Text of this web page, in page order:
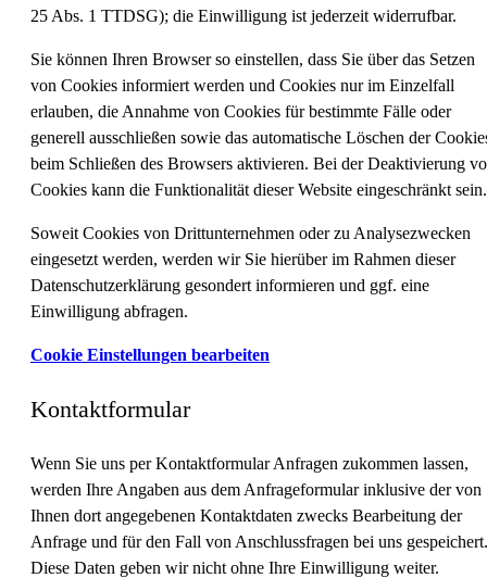
25 Abs. 1 TTDSG); die Einwilligung ist jederzeit widerrufbar.
Sie können Ihren Browser so einstellen, dass Sie über das Setzen
von Cookies informiert werden und Cookies nur im Einzelfall
erlauben, die Annahme von Cookies für bestimmte Fälle oder
generell ausschließen sowie das automatische Löschen der
beim Schließen des Browsers aktivieren. Bei der Deaktivierung
Cookies kann die Funktionalität dieser Website eingeschränkt sein.
Soweit Cookies von Drittunternehmen oder zu Analysezwecken
eingesetzt werden, werden wir Sie hierüber im Rahmen dieser
Datenschutzerklärung gesondert informieren und ggf. eine
Einwilligung abfragen.
Cookie Einstellungen bearbeiten
Kontaktformular
Wenn Sie uns per Kontaktformular Anfragen zukommen lassen,
werden Ihre Angaben aus dem Anfrageformular inklusive der von
Ihnen dort angegebenen Kontaktdaten zwecks Bearbeitung der
Anfrage und für den Fall von Anschlussfragen bei uns gespeichert.
Diese Daten geben wir nicht ohne Ihre Einwilligung weiter.